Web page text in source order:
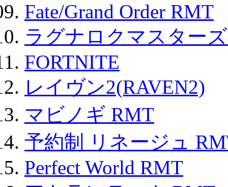
Fate/Grand Order RMT
ラグナロクマスター
FORTNITE
レイヴン2(RAVEN2)
マビノギ RMT
予約制 リネージュ
Perfect World RMT